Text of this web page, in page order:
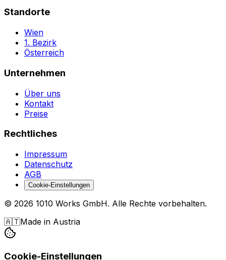
Standorte
Wien
1. Bezirk
Österreich
Unternehmen
Über uns
Kontakt
Preise
Rechtliches
Impressum
Datenschutz
AGB
Cookie-Einstellungen
© 2026 1010 Works GmbH. Alle Rechte vorbehalten.
🇦🇹Made in Austria
Cookie-Einstellungen